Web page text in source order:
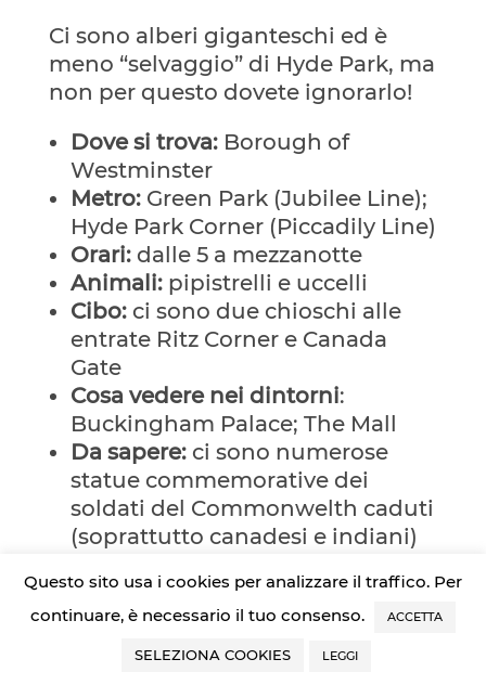
Ci sono alberi giganteschi ed è
meno “selvaggio” di Hyde Park, ma
non per questo dovete ignorarlo!
Dove si trova: Borough of
Westminster
Metro: Green Park (Jubilee Line);
Hyde Park Corner (Piccadily Line)
Orari: dalle 5 a mezzanotte
Animali: pipistrelli e uccelli
Cibo: ci sono due chioschi alle
entrate Ritz Corner e Canada
Gate
Cosa vedere nei dintorni:
Buckingham Palace; The Mall
Da sapere: ci sono numerose
statue commemorative dei
soldati del Commonwelth caduti
(soprattutto canadesi e indiani)
unhotel vicino a Green Park
VICTORIA TOWER GARDENS
Questo sito usa i cookies per analizzare il traffico. Per
continuare, è necessario il tuo consenso.
ACCETTA
SELEZIONA COOKIES LEGGI